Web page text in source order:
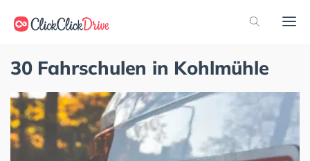
30 Fahrschulen in Kohlmühle